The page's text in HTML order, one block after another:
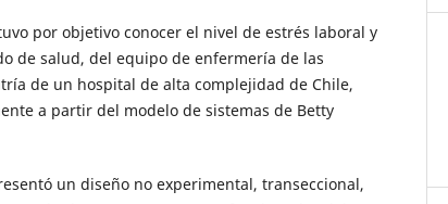
por objetivo conocer el nivel de estrés laboral y
de salud, del equipo de enfermería de las
de un hospital de alta complejidad de Chile,
a partir del modelo de sistemas de Betty
un diseño no experimental, transeccional,